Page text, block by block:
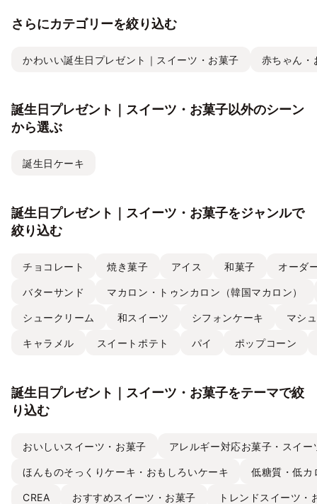
さらにカテゴリーを絞り込む
かわいい誕生日プレゼント｜スイーツ・お菓子 赤ちゃん・
誕生日プレゼント｜スイーツ・お菓子以外のシーン
から選ぶ
誕生日ケーキ
誕生日プレゼント｜スイーツ・お菓子をジャンルで
絞り込む
チョコレート 焼き菓子 アイス 和菓子 オーダ
バターサンド マカロン・トゥンカロン（韓国マカロン）
シュークリーム 和スイーツ シフォンケーキ マシ
キャラメル スイートポテト パイ ポップコーン
誕生日プレゼント｜スイーツ・お菓子をテーマで絞
り込む
おいしいスイーツ・お菓子 アレルギー対応お菓子・スイー
ほんものそっくりケーキ・おもしろいケーキ 低糖質・低カ
CREA おすすめスイーツ・お菓子 トレンドスイーツ・